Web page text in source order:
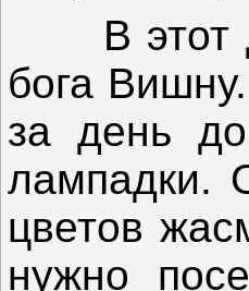
В этот
бога
за день
лампадки.
цветов
нужно